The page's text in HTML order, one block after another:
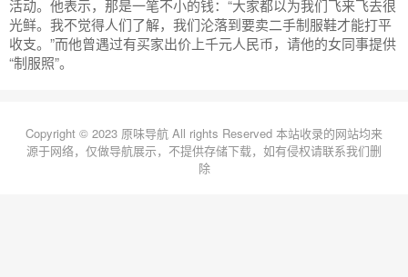
活动。他表示，那是一笔不小的钱：“大家都以为我们飞来飞去很
光鲜。我不觉得人们了解，我们沦落到要卖二手制服鞋才能打平
收支。”而他曾遇过有买家出价上千元人民币，请他的女同事提供
“制服照”。
Copyright © 2023 原味导航 All rights Reserved 本站收录的网站均来
源于网络，仅做导航展示，不提供存储下载，如有侵权请联系我们删
除